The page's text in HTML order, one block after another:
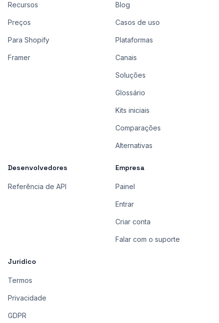
Recursos
Preços
Para Shopify
Framer
Blog
Casos de uso
Plataformas
Canais
Soluções
Glossário
Kits iniciais
Comparações
Alternativas
Desenvolvedores
Referência de API
Empresa
Painel
Entrar
Criar conta
Falar com o suporte
Jurídico
Termos
Privacidade
GDPR